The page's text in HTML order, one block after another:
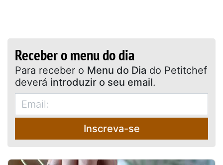
Receber o menu do dia
Para receber o Menu do Dia do Petitchef
deverá introduzir o seu email.
Inscreva-se